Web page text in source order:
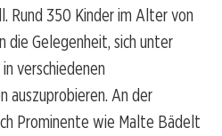
Rund 350 Kinder im Alter von
die Gelegenheit, sich unter
verschiedenen
auszuprobieren. An der
Prominente wie Malte Bädelt